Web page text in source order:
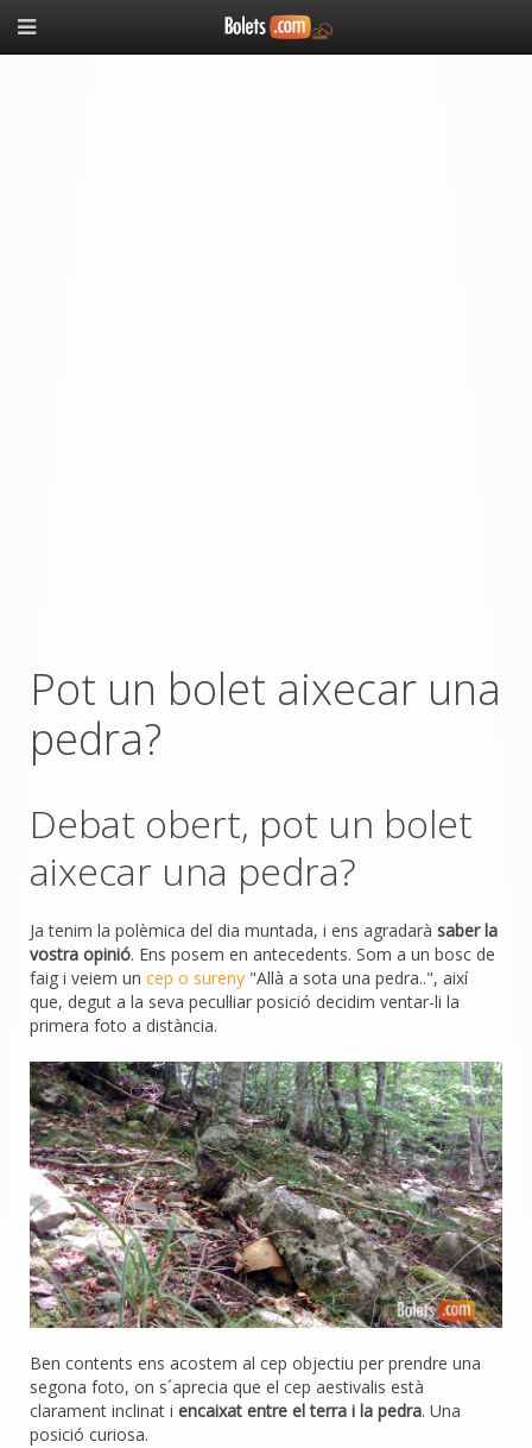
Pot un bolet aixecar una
pedra?
Debat obert, pot un bolet
aixecar una pedra?
Ja tenim la polèmica del dia muntada, i ens agradarà saber la
vostra opinió. Ens posem en antecedents. Som a un bosc de
faig i veiem un cep o sureny "Allà a sota una pedra..", així
que, degut a la seva pecul·liar posició decidim ventar-li la
primera foto a distància.
Ben contents ens acostem al cep objectiu per prendre una
segona foto, on s´aprecia que el cep aestivalis està
clarament inclinat i encaixat entre el terra i la pedra. Una
posició curiosa.